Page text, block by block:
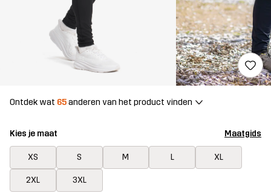
Ontdek wat 65anderen van het product vinden
Kies je maat Maatgids
XS S M L XL
2XL 3XL